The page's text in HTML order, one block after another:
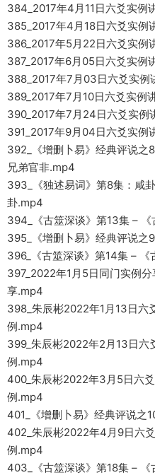
384_2017年4月11日六爻实例
385_2017年4月18日六爻实例
386_2017年5月22日六爻实例
387_2017年6月05日六爻实例
388_2017年7月03日六爻实
389_2017年7月10日六爻实例
390_2017年7月24日六爻实
391_2017年9月04日六爻实例
392_《增删卜易》经典评说之
兄弟官非.mp4
393_《独述易词》第8集：咸
卦.mp4
394_《古筮深谈》第13集 –
395_《增删卜易》经典评说之
396_《古筮深谈》第14集 –
397_2022年1月5日同门实例
享.mp4
398_朱辰彬2022年1月13日六
例.mp4
399_朱辰彬2022年2月13日六
例.mp4
400_朱辰彬2022年3月5日六
例.mp4
401_《增删卜易》经典评说之
402_朱辰彬2022年4月9日六
例.mp4
403_《古筮深谈》第18集 –